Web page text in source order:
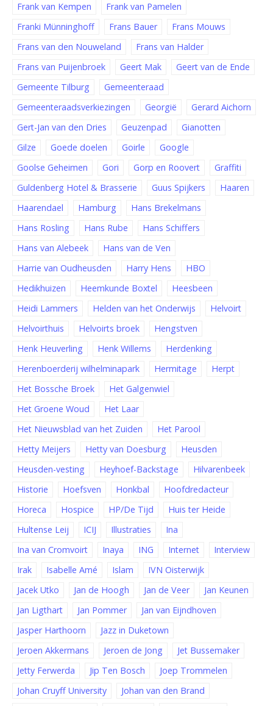
Frank van Kempen
Frank van Pamelen
Franki Münninghoff
Frans Bauer
Frans Mouws
Frans van den Nouweland
Frans van Halder
Frans van Puijenbroek
Geert Mak
Geert van de Ende
Gemeente Tilburg
Gemeenteraad
Gemeenteraadsverkiezingen
Georgië
Gerard Aichorn
Gert-Jan van den Dries
Geuzenpad
Gianotten
Gilze
Goede doelen Goirle
Google
Goolse Geheimen
Gori Gorp en Roovert
Graffiti
Guldenberg Hotel & Brasserie
Guus Spijkers
Haaren
Haarendael
Hamburg
Hans Brekelmans
Hans Rosling
Hans Rube
Hans Schiffers
Hans van Alebeek
Hans van de Ven
Harrie van Oudheusden
Harry Hens
HBO
Hedikhuizen
Heemkunde Boxtel
Heesbeen
Heidi Lammers
Helden van het Onderwijs
Helvoirt
Helvoirthuis
Helvoirts broek
Hengstven
Henk Heuverling
Henk Willems
Herdenking
Herenboerderij wilhelminapark
Hermitage
Herpt
Het Bossche Broek
Het Galgenwiel
Het Groene Woud
Het Laar
Het Nieuwsblad van het Zuiden
Het Parool
Hetty Meijers
Hetty van Doesburg
Heusden
Heusden-vesting
Heyhoef-Backstage
Hilvarenbeek
Historie
Hoefsven Honkbal
Hoofdredacteur
Horeca
Hospice HP/De Tijd
Huis ter Heide
Hultense Leij
ICIJ Illustraties
Ina
Ina van Cromvoirt
Inaya ING Internet
Interview
Irak
Isabelle Amé Islam
IVN Oisterwijk
Jacek Utko
Jan de Hoogh Jan de Veer
Jan Keunen
Jan Ligthart
Jan Pommer
Jan van Eijndhoven
Jasper Harthoorn
Jazz in Duketown
Jeroen Akkermans
Jeroen de Jong
Jet Bussemaker
Jetty Ferwerda
Jip Ten Bosch
Joep Trommelen
Johan Cruyff University
Johan van den Brand